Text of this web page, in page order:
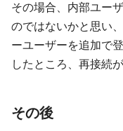
その場合、内部ユー
のではないかと思い
ーユーザーを追加で
したところ、再接続
その後